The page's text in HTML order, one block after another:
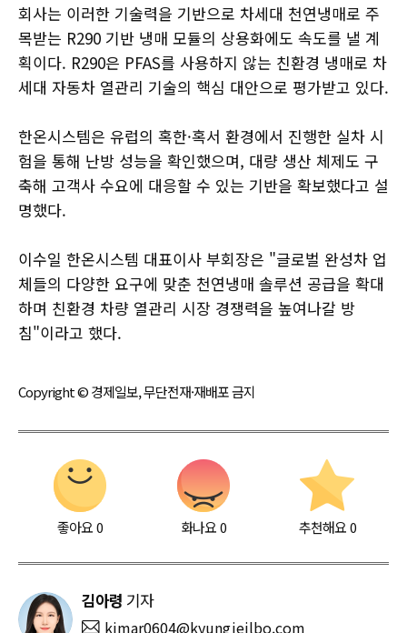
회사는 이러한 기술력을 기반으로 차세대 천연냉매로 주
목받는 R290 기반 냉매 모듈의 상용화에도 속도를 낼 계
획이다. R290은 PFAS를 사용하지 않는 친환경 냉매로 차
세대 자동차 열관리 기술의 핵심 대안으로 평가받고 있다.
한온시스템은 유럽의 혹한·혹서 환경에서 진행한 실차 시
험을 통해 난방 성능을 확인했으며, 대량 생산 체제도 구
축해 고객사 수요에 대응할 수 있는 기반을 확보했다고 설
명했다.
이수일 한온시스템 대표이사 부회장은 "글로벌 완성차 업
체들의 다양한 요구에 맞춘 천연냉매 솔루션 공급을 확대
하며 친환경 차량 열관리 시장 경쟁력을 높여나갈 방
침"이라고 했다.
Copyright © 경제일보, 무단전재·재배포 금지
좋아요0 화나요0 추천해요 0
김아령 기자
kimar0604@kyungjeilbo.com